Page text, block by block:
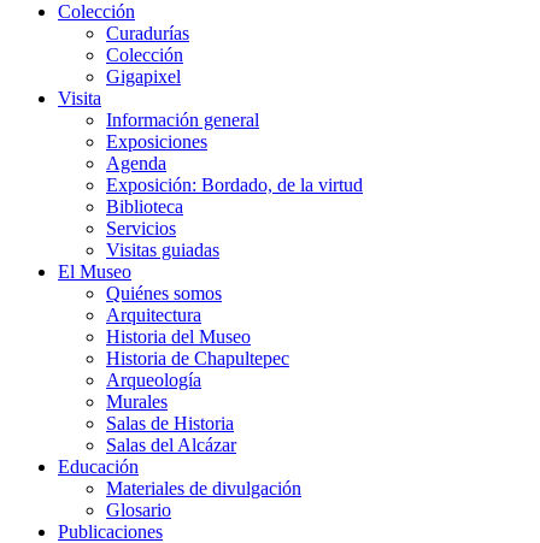
Colección
Curadurías
Colección
Gigapixel
Visita
Información general
Exposiciones
Agenda
Exposición: Bordado, de la virtud
Biblioteca
Servicios
Visitas guiadas
El Museo
Quiénes somos
Arquitectura
Historia del Museo
Historia de Chapultepec
Arqueología
Murales
Salas de Historia
Salas del Alcázar
Educación
Materiales de divulgación
Glosario
Publicaciones